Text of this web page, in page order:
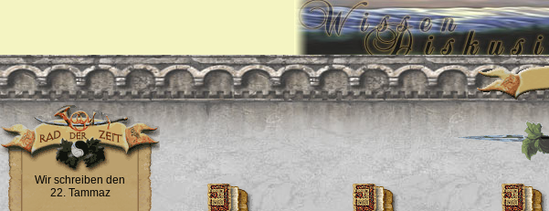
Wir schreiben den
22. Tammaz